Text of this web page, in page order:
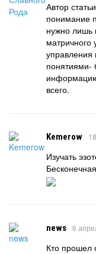
Автор
понимание
нужно лишь
матричного
понятиями-
всего.
Kemerow
Изучать
news 6
Кто прошел